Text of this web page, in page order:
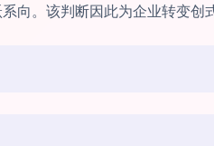
向。该判断因此为企业转变创